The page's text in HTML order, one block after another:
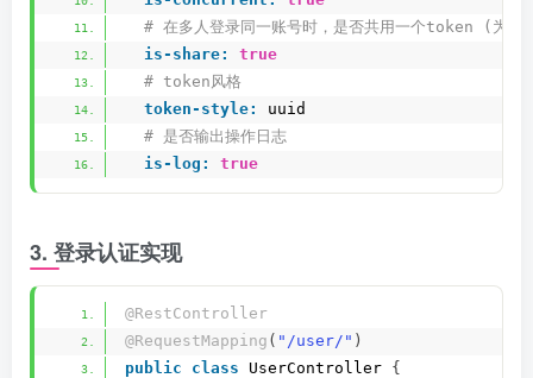
# 在多人登录同一账号时，是否共用一个token (为
is-share:
true
# token风格
token-style:
uuid
# 是否输出操作日志
is-log:
true
3. 登录认证实现
@RestController
@RequestMapping ( "/user/" )
public
class UserController {